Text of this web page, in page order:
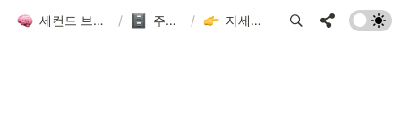
세컨드 브레인 그룹 위키 / 주제별 목차 / 자세히 알아보기